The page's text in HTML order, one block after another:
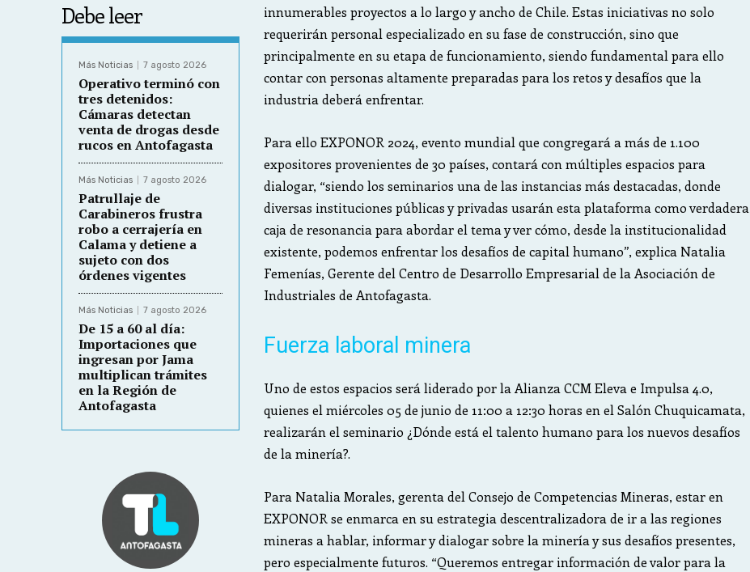
Debe leer
Más Noticias 7 agosto 2026
Operativo terminó con
tres detenidos:
Cámaras detectan
venta de drogas desde
rucos en Antofagasta
Más Noticias 7 agosto 2026
Patrullaje de
Carabineros frustra
robo a cerrajería en
Calama y detiene a
sujeto con dos
órdenes vigentes
Más Noticias 7 agosto 2026
De 15 a 60 al día:
Importaciones que
ingresan por Jama
multiplican trámites
en la Región de
Antofagasta
innumerables proyectos a lo largo y ancho de Chile. Estas iniciativas no solo
requerirán personal especializado en su fase de construcción, sino que
principalmente en su etapa de funcionamiento, siendo fundamental para ello
contar con personas altamente preparadas para los retos y desafíos que la
industria deberá enfrentar.
Para ello EXPONOR 2024, evento mundial que congregará a más de 1.100
expositores provenientes de 30 países, contará con múltiples espacios para
dialogar, “siendo los seminarios una de las instancias más destacadas, donde
diversas instituciones públicas y privadas usarán esta plataforma como verdadera
caja de resonancia para abordar el tema y ver cómo, desde la institucionalidad
existente, podemos enfrentar los desafíos de capital humano”, explica Natalia
Femenías, Gerente del Centro de Desarrollo Empresarial de la Asociación de
Industriales de Antofagasta.
Fuerza laboral minera
Uno de estos espacios será liderado por la Alianza CCM Eleva e Impulsa 4.0,
quienes el miércoles 05 de junio de 11:00 a 12:30 horas en el Salón Chuquicamata,
realizarán el seminario ¿Dónde está el talento humano para los nuevos desafíos
de la minería?.
Para Natalia Morales, gerenta del Consejo de Competencias Mineras, estar en
EXPONOR se enmarca en su estrategia descentralizadora de ir a las regiones
mineras a hablar, informar y dialogar sobre la minería y sus desafíos presentes,
pero especialmente futuros. “Queremos entregar información de valor para la